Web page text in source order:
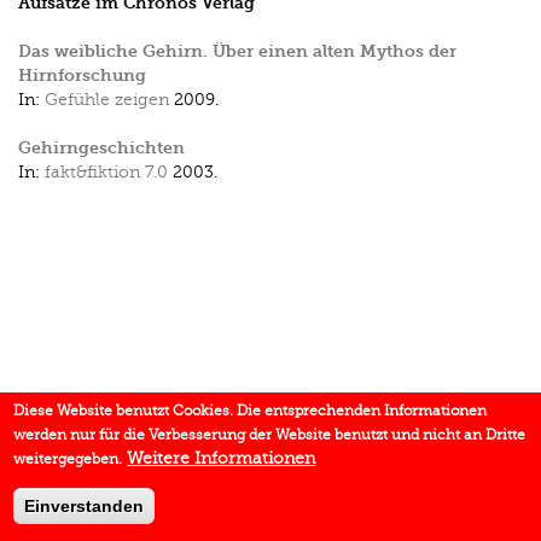
Das weibliche Gehirn. Über einen alten Mythos der
Hirnforschung
In: Gefühle zeigen 2009.
Gehirngeschichten
In: fakt&fiktion 7.0 2003.
Diese Website benutzt Cookies. Die entsprechenden Informationen
werden nur für die Verbesserung der Website benutzt und nicht an Dritte
weitergegeben. Weitere Informationen
Einverstanden